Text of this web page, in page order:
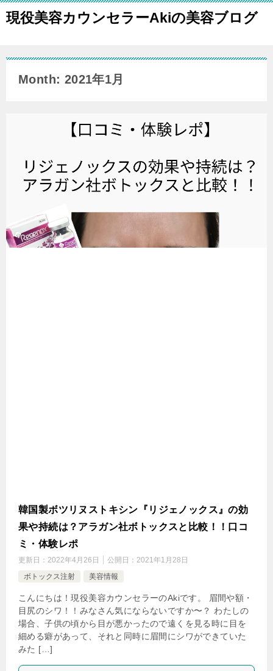
現役美容カウンセラーAkiの美容ブログ
Month: 2021年1月
韓国製ボツリヌストキシン『リジェノックス』の効
果や持続は？アラガン社ボトックスと比較！！口コ
ミ・体験レポ
更新日： 2022年4月26日 公開日： 2021年1月28日
ボトックス注射
美容情報
こんにちは！現役美容カウンセラーのAkiです。 眉間や額・
目尻のシワ！！みなさん気にならないですか〜？ わたしの
場合、子供の頃から目が悪かったので遠くを見る時に目を
細める癖があって、それと同時に眉間にシワができていた
みた […]